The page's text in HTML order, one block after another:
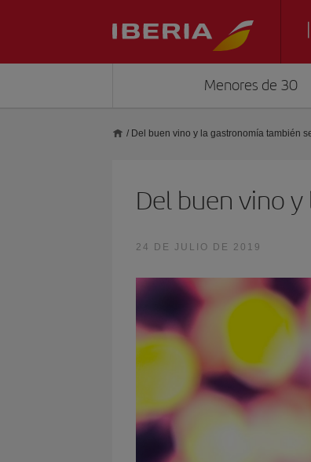
Menores de 30
/ Del buen vino y la gastronomía también
Del buen vino
24 DE JULIO DE 2019